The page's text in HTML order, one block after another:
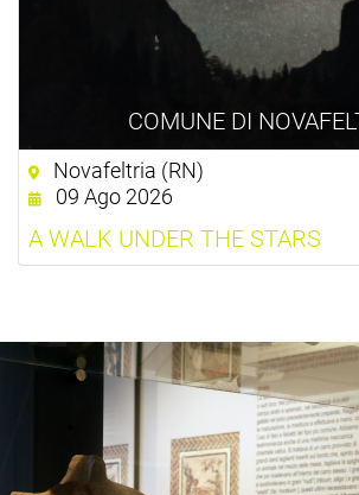
COMUNE DI
Novafeltria (RN)
09 Ago 2026
A WALK UNDER THE STARS